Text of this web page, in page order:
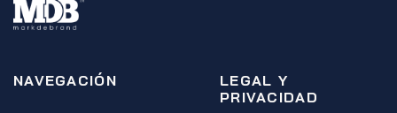
NAVEGACIÓN
LEGAL Y
PRIVACIDAD